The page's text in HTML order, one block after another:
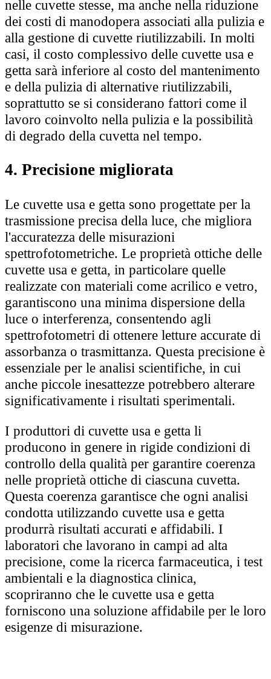
nelle cuvette stesse, ma anche nella riduzione
dei costi di manodopera associati alla pulizia e
alla gestione di cuvette riutilizzabili. In molti
casi, il costo complessivo delle cuvette usa e
getta sarà inferiore al costo del mantenimento
e della pulizia di alternative riutilizzabili,
soprattutto se si considerano fattori come il
lavoro coinvolto nella pulizia e la possibilità
di degrado della cuvetta nel tempo.
4. Precisione migliorata
Le cuvette usa e getta sono progettate per la
trasmissione precisa della luce, che migliora
l'accuratezza delle misurazioni
spettrofotometriche. Le proprietà ottiche delle
cuvette usa e getta, in particolare quelle
realizzate con materiali come acrilico e vetro,
garantiscono una minima dispersione della
luce o interferenza, consentendo agli
spettrofotometri di ottenere letture accurate di
assorbanza o trasmittanza. Questa precisione è
essenziale per le analisi scientifiche, in cui
anche piccole inesattezze potrebbero alterare
significativamente i risultati sperimentali.
I produttori di cuvette usa e getta li
producono in genere in rigide condizioni di
controllo della qualità per garantire coerenza
nelle proprietà ottiche di ciascuna cuvetta.
Questa coerenza garantisce che ogni analisi
condotta utilizzando cuvette usa e getta
produrrà risultati accurati e affidabili. I
laboratori che lavorano in campi ad alta
precisione, come la ricerca farmaceutica, i test
ambientali e la diagnostica clinica,
scopriranno che le cuvette usa e getta
forniscono una soluzione affidabile per le loro
esigenze di misurazione.